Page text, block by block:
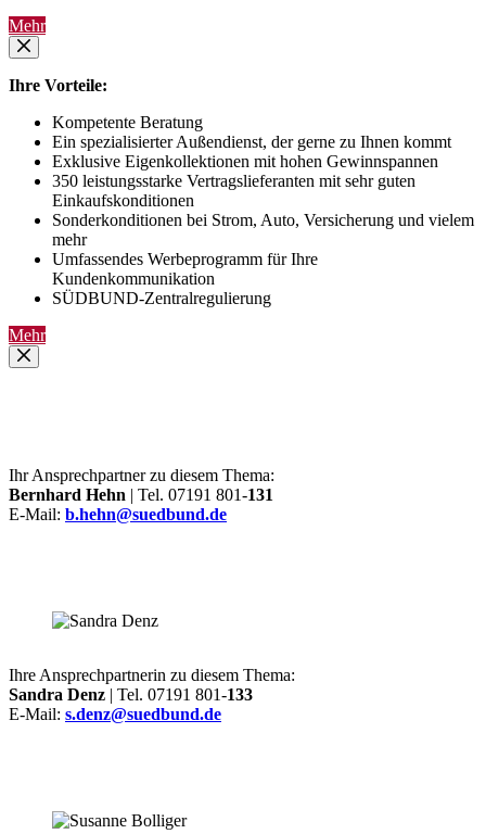
Mehr
Ihre Vorteile:
Kompetente Beratung
Ein spezialisierter Außendienst, der gerne zu Ihnen kommt
Exklusive Eigenkollektionen mit hohen Gewinnspannen
350 leistungsstarke Vertragslieferanten mit sehr guten
Einkaufskonditionen
Sonderkonditionen bei Strom, Auto, Versicherung und vielem
mehr
Umfassendes Werbeprogramm für Ihre
Kundenkommunikation
SÜDBUND-Zentralregulierung
Mehr
Ihr Ansprechpartner zu diesem Thema:
Bernhard Hehn | Tel. 07191 801-131
E-Mail: b.hehn@suedbund.de
Ihre Ansprechpartnerin zu diesem Thema:
Sandra Denz | Tel. 07191 801-133
E-Mail: s.denz@suedbund.de